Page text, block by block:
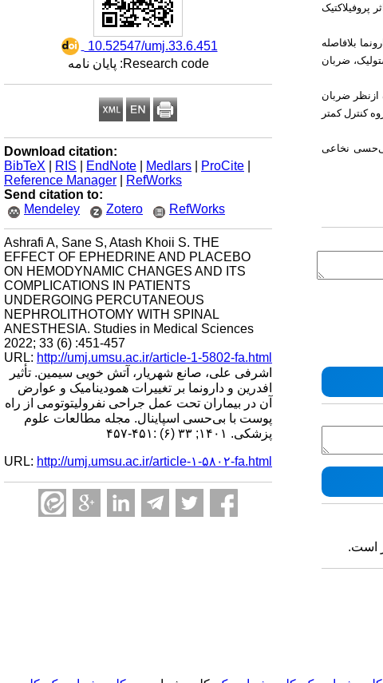
‎ 10.52547/umj.33.6.451
Research code: پایان نامه
Download citation:
BibTeX
RIS EndNote Medlars ProCite
Reference Manager
RefWorks
Send citation to:
Mendeley
Zotero RefWorks
Ashrafi A, Sane S, Atash Khoii S. THE
EFFECT OF EPHEDRINE AND PLACEBO
ON HEMODYNAMIC CHANGES AND ITS
COMPLICATIONS IN PATIENTS
UNDERGOING PERCUTANEOUS
NEPHROLITHOTOMY WITH SPINAL
ANESTHESIA. Studies in Medical Sciences
2022; 33 (6) :451-457
URL: http://umj.umsu.ac.ir/article-1-5802-fa.html
اشرفی علی، صانع شهریار، آتش خویی سیمین. تأثیر
افدرین و دارونما بر تغییرات همودینامیک و عوارض
آن در بیماران تحت عمل جراحی نفرولیتوتومی از راه
پوست با بی‌حسی اسپاینال. مجله مطالعات علوم
پزشکی. ۱۴۰۱; ۳۳ (۶) :۴۵۱-۴۵۷
URL: http://umj.umsu.ac.ir/article-۱-۵۸۰۲-fa.html
بلافاصله
و دیاستولیک، ضربان
بود). بین دو گروه ازنظر ضربان
کنترل کمتر
بی‌حسی نخاعی
است.